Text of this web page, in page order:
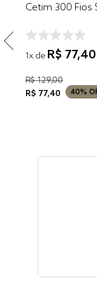
Cetim 300 Fios
1x de R$ 77,40
R$129,00
R$ 77,40 40%